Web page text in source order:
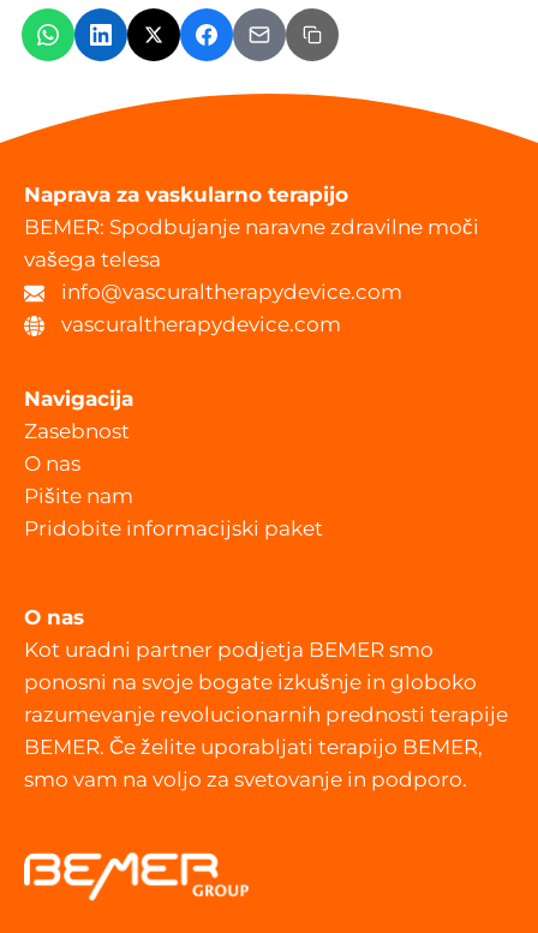
Naprava za vaskularno terapijo
BEMER: Spodbujanje naravne zdravilne moči
vašega telesa
info@vascuraltherapydevice.com
vascuraltherapydevice.com
Navigacija
Zasebnost
O nas
Pišite nam
Pridobite informacijski paket
O nas
Kot uradni partner podjetja BEMER smo
ponosni na svoje bogate izkušnje in globoko
razumevanje revolucionarnih prednosti terapije
BEMER. Če želite uporabljati terapijo BEMER,
smo vam na voljo za svetovanje in podporo.